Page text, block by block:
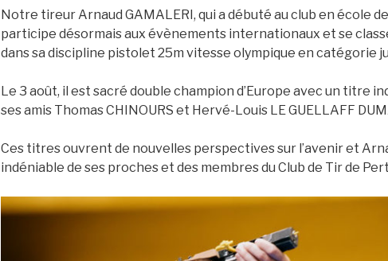
Notre tireur Arnaud GAMALERI, qui a débuté au club en école
participe désormais aux évènements internationaux et se
dans sa discipline pistolet 25m vitesse olympique en catégorie
Le 3 août, il est sacré double champion d’Europe avec un titre
ses amis Thomas CHINOURS et Hervé-Louis LE GUELLAFF
Ces titres ouvrent de nouvelles perspectives sur l’avenir et
indéniable de ses proches et des membres du Club de Tir de